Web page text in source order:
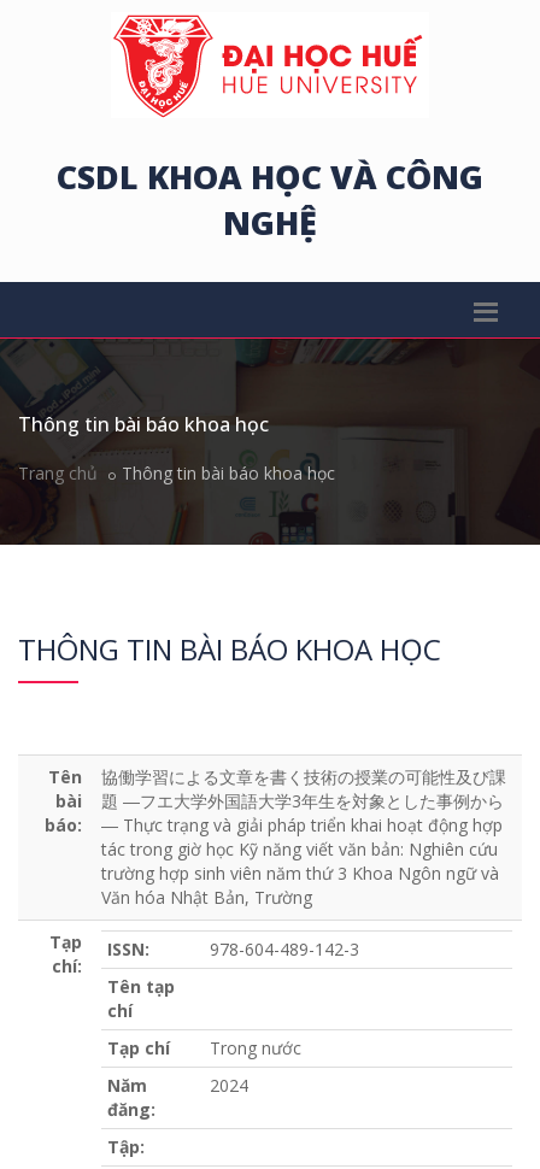
CSDL KHOA HỌC VÀ CÔNG
NGHỆ
Thông tin bài báo khoa học
Trang chủ Thông tin bài báo khoa học
THÔNG TIN BÀI BÁO KHOA HỌC
Tên
bài
báo:
協働学習による文章を書く技術の授業の可能性及び課
題 ―フエ大学外国語大学3年生を対象とした事例から
― Thực trạng và giải pháp triển khai hoạt động hợp
tác trong giờ học Kỹ năng viết văn bản: Nghiên cứu
trường hợp sinh viên năm thứ 3 Khoa Ngôn ngữ và
Văn hóa Nhật Bản, Trường
Tạp
chí:
ISSN:
978-604-489-142-3
Tên tạp
chí
Tạp chí
Trong nước
Năm
đăng:
2024
Tập: